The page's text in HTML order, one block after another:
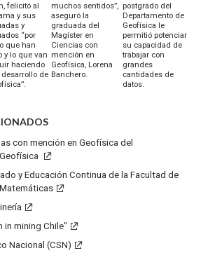
felicitó al
y sus
y
“por
que han
y lo que van
haciendo
desarrollo de
muchos sentidos”,
aseguró la
graduada del
Magíster en
Ciencias con
mención en
Geofísica, Lorena
Banchero.
postgrado del
Departamento de
Geofísica le
permitió potenciar
su capacidad de
trabajar con
grandes
cantidades de
datos.
con mención en Geofísica del
y Educación Continua de la Facultad de
in mining Chile"
Nacional (CSN)